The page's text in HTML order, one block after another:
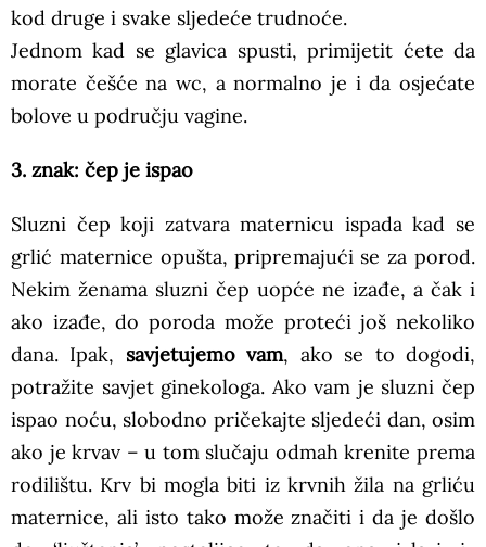
kod druge i svake sljedeće trudnoće.
Jednom kad se glavica spusti, primijetit ćete da
morate češće na wc, a normalno je i da osjećate
bolove u području vagine.
3. znak: čep je ispao
Sluzni čep koji zatvara maternicu ispada kad se
grlić maternice opušta, pripremajući se za porod.
Nekim ženama sluzni čep uopće ne izađe, a čak i
ako izađe, do poroda može proteći još nekoliko
dana. Ipak, savjetujemo vam, ako se to dogodi,
potražite savjet ginekologa. Ako vam je sluzni čep
ispao noću, slobodno pričekajte sljedeći dan, osim
ako je krvav – u tom slučaju odmah krenite prema
rodilištu. Krv bi mogla biti iz krvnih žila na grliću
maternice, ali isto tako može značiti i da je došlo